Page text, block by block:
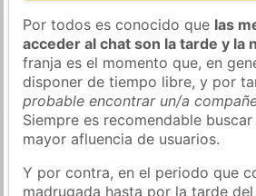
Por todos es conocido que las
acceder al chat son la tarde y la
franja es el momento que, en
disponer de tiempo libre, y por
probable encontrar un/a
Siempre es recomendable
mayor afluencia de usuarios.
Y por contra, en el periodo que
madrugada hasta por la tarde